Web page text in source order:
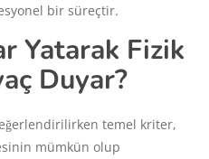
bir süreçtir.
Yatarak Fizik
Duyar?
temel kriter,
mümkün olup